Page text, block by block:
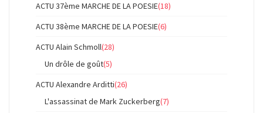
ACTU 37ème MARCHE DE LA POESIE(18)
ACTU 38ème MARCHE DE LA POESIE(6)
ACTU Alain Schmoll(28)
Un drôle de goût(5)
ACTU Alexandre Arditti(26)
L'assassinat de Mark Zuckerberg(7)